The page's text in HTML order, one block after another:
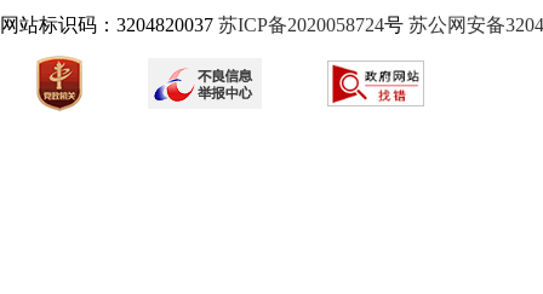
网站标识码：3204820037 苏ICP备2020058724号 苏公网安备